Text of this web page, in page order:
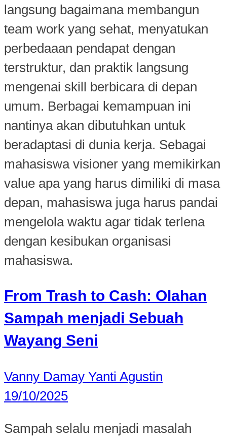
langsung bagaimana membangun
team work yang sehat, menyatukan
perbedaaan pendapat dengan
terstruktur, dan praktik langsung
mengenai skill berbicara di depan
umum. Berbagai kemampuan ini
nantinya akan dibutuhkan untuk
beradaptasi di dunia kerja. Sebagai
mahasiswa visioner yang memikirkan
value apa yang harus dimiliki di masa
depan, mahasiswa juga harus pandai
mengelola waktu agar tidak terlena
dengan kesibukan organisasi
mahasiswa.
From Trash to Cash: Olahan
Sampah menjadi Sebuah
Wayang Seni
Vanny Damay Yanti Agustin
19/10/2025
Sampah selalu menjadi masalah